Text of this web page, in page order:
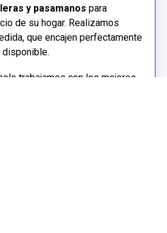
y pasamanos para
de su hogar. Realizamos
que encajen perfectamente
trabajamos con los mejores